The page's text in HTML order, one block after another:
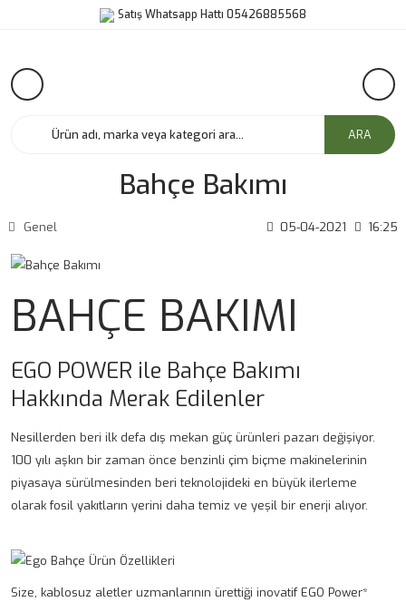
Satış Whatsapp Hattı 05426885568
ARA
Bahçe Bakımı
Genel 05-04-2021 16:25
BAHÇE BAKIMI
EGO POWER ile Bahçe Bakımı
Hakkında Merak Edilenler
Nesillerden beri ilk defa dış mekan güç ürünleri pazarı değişiyor.
100 yılı aşkın bir zaman önce benzinli çim biçme makinelerinin
piyasaya sürülmesinden beri teknolojideki en büyük ilerleme
olarak fosil yakıtların yerini daha temiz ve yeşil bir enerji alıyor.
Size, kablosuz aletler uzmanlarının ürettiği inovatif EGO Power*